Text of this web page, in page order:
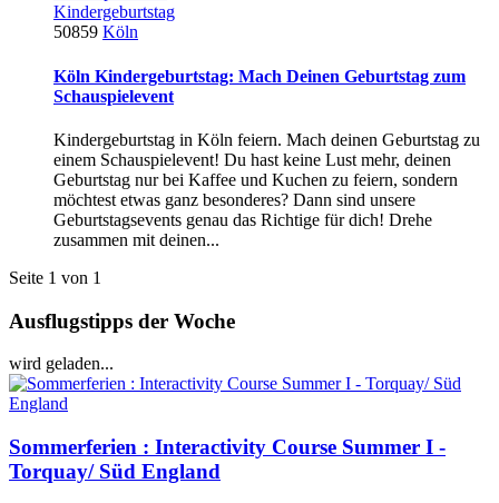
Kindergeburtstag
50859 Köln
Köln Kindergeburtstag: Mach Deinen Geburtstag zum
Schauspielevent
Kindergeburtstag in Köln feiern. Mach deinen Geburtstag zu
einem Schauspielevent! Du hast keine Lust mehr, deinen
Geburtstag nur bei Kaffee und Kuchen zu feiern, sondern
möchtest etwas ganz besonderes? Dann sind unsere
Geburtstagsevents genau das Richtige für dich! Drehe
zusammen mit deinen...
Seite 1 von 1
Ausflugstipps der Woche
wird geladen...
Sommerferien : Interactivity Course Summer I -
Torquay/ Süd England